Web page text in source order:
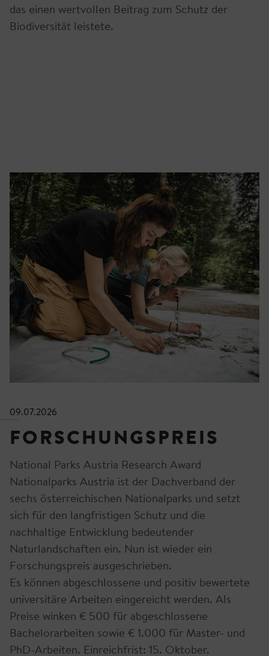
das einen wertvollen Beitrag zum Schutz der
Biodiversität leistete.
09.07.2026
FORSCHUNGSPREIS
National Parks Austria Research Award
Nationalparks Austria ist der Dachverband der
sechs österreichischen Nationalparks und setzt
sich für den langfristigen Schutz und die
nachhaltige Entwicklung bedeutender
Naturlandschaften ein. Nun ist wieder ein
Forschungspreis ausgeschrieben.
Es können abgeschlossene und positiv bewertete
universitäre Arbeiten eingereicht werden. Als
Preise winken € 500 für abgeschlossene
Bachelorarbeiten sowie € 1.000 für Master- und
PhD-Arbeiten. Einreichfrist: 15. Oktober.